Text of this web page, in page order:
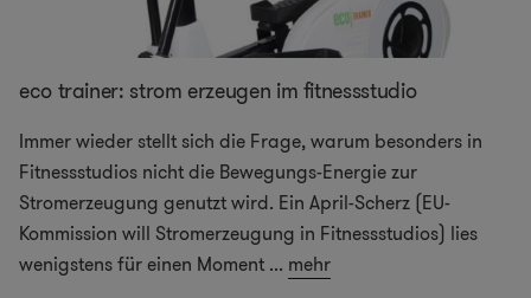
eco trainer: strom erzeugen im fitnessstudio
Immer wieder stellt sich die Frage, warum besonders in
Fitnessstudios nicht die Bewegungs-Energie zur
Stromerzeugung genutzt wird. Ein April-Scherz (EU-
Kommission will Stromerzeugung in Fitnessstudios) lies
wenigstens für einen Moment ... mehr